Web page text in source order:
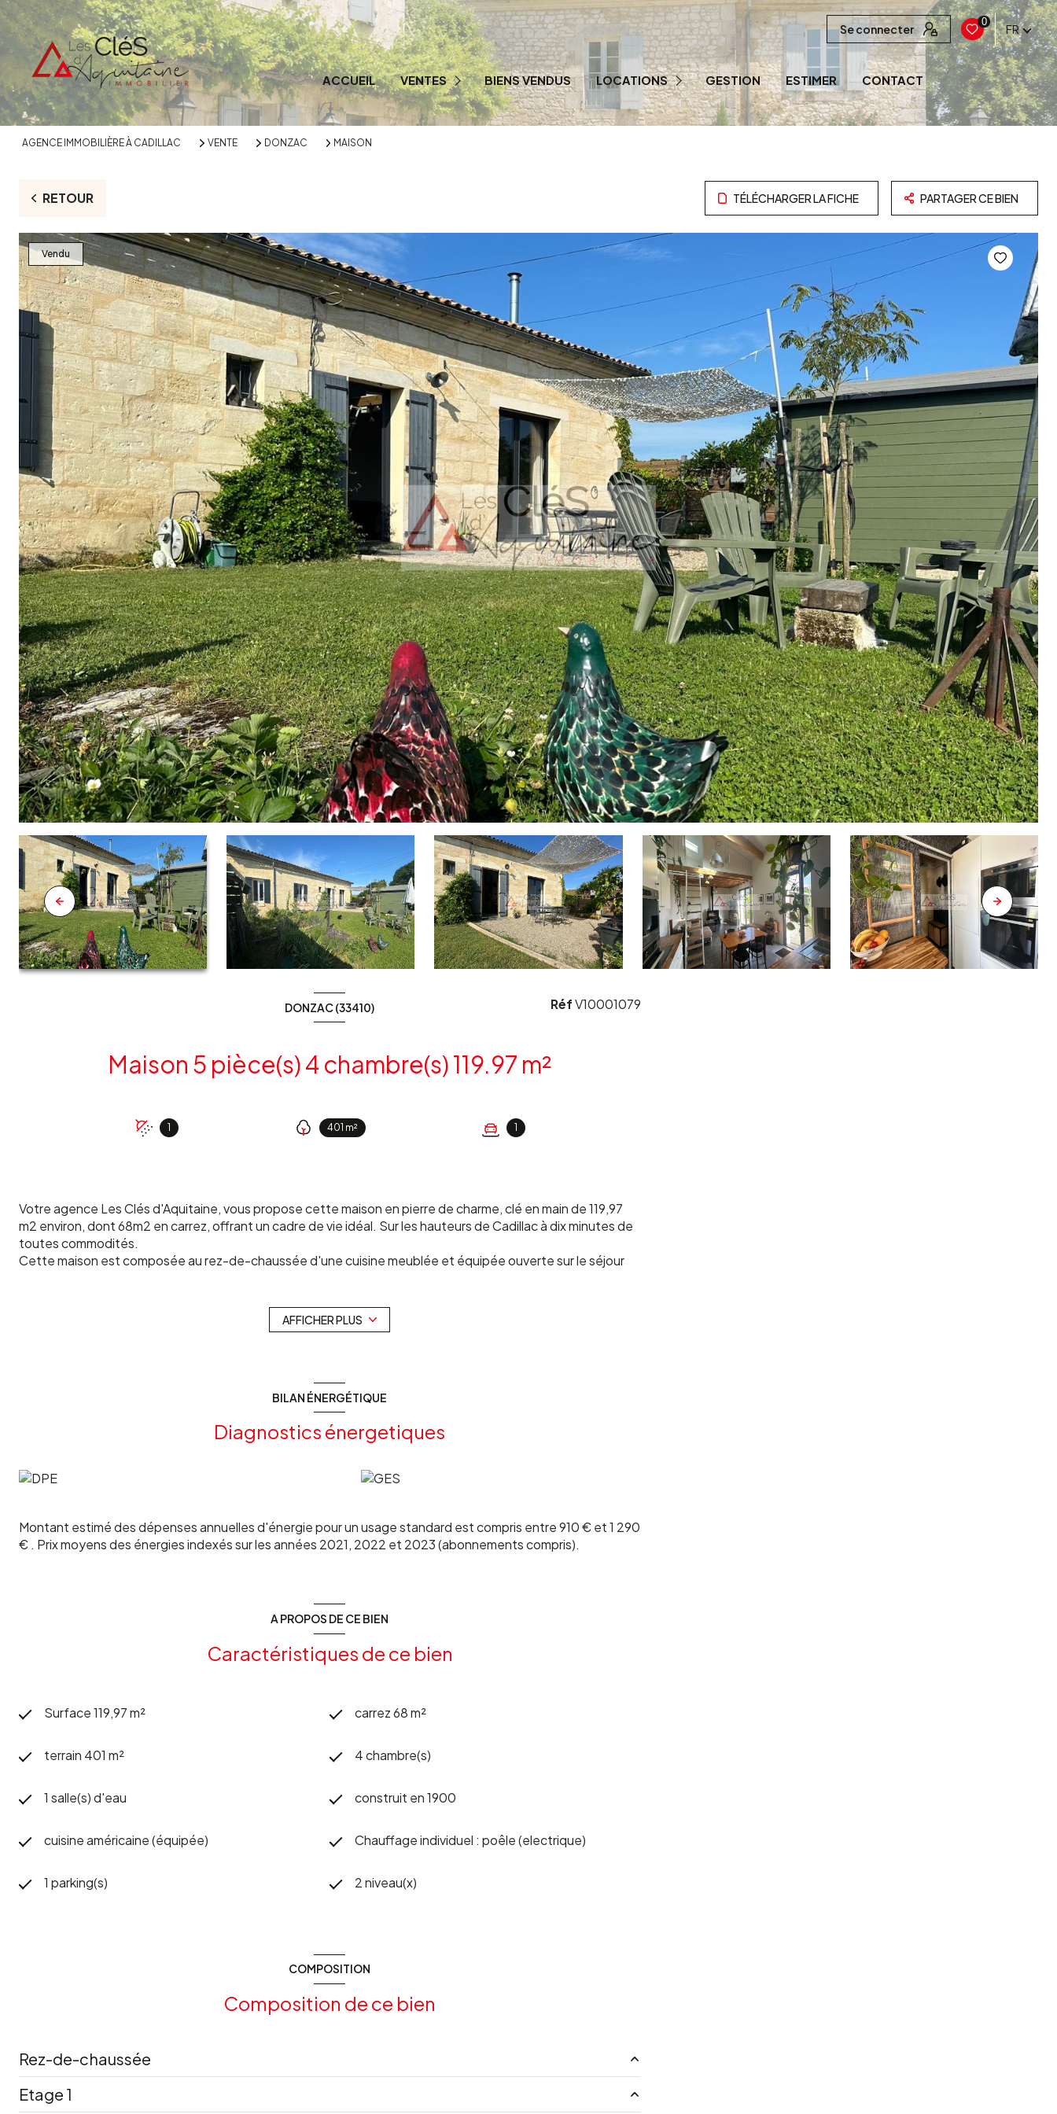
Se connecter
0
FR
ACCUEIL VENTES
PRESTIGE
BIENS VENDUS LOCATIONS
LOCATION PRO
GESTION ESTIMER CONTACT
AGENCE IMMOBILIÈRE À CADILLAC VENTE DONZAC MAISON
RETOUR TÉLÉCHARGER LA FICHE PARTAGER CE BIEN
Vendu
DONZAC (33410)
Maison 5 pièce(s) 4 chambre(s) 119.97 m²
1 401 m² 1
RéfV10001079
Votre agence Les Clés d'Aquitaine, vous propose cette maison en pierre de charme, clé en main de 119,97
m2 environ, dont 68m2 en carrez, offrant un cadre de vie idéal. Sur les hauteurs de Cadillac à dix minutes de
toutes commodités.
Cette maison est composée au rez-de-chaussée d'une cuisine meublée et équipée ouverte sur le séjour
Cette maison est parfaite pour ceux qui recherchent un havre de paix, elle saura vous séduire par ses
volumes généreux et son cachet authentique.
Les informations sur les risques auxquels ce bien est exposé sont disponibles sur le site Géorisques :
Pour plus d'informations, contactez votre agence Les Clés d'Aquitaine au O5 56 62 31 89.
AFFICHER PLUS
BILAN ÉNERGÉTIQUE
Diagnostics énergetiques
Montant estimé des dépenses annuelles d'énergie pour un usage standard est compris entre 910 € et 1 290
€ . Prix moyens des énergies indexés sur les années 2021, 2022 et 2023 (abonnements compris).
A PROPOS DE CE BIEN
Caractéristiques de ce bien
Surface 119,97 m² carrez 68 m²
terrain 401 m² 4 chambre(s)
1 salle(s) d'eau construit en 1900
cuisine américaine (équipée) Chauffage individuel : poêle (electrique)
1 parking(s) 2 niveau(x)
COMPOSITION
Composition de ce bien
Rez-de-chaussée
salle d'eau
Etage 1